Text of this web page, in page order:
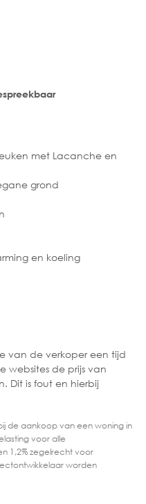
met Lacanche en
grond
en koeling
van de verkoper een tijd
websites de prijs van
Dit is fout en hierbij
de aankoop van een woning in
voor alle
1,2% zegelrecht voor
worden